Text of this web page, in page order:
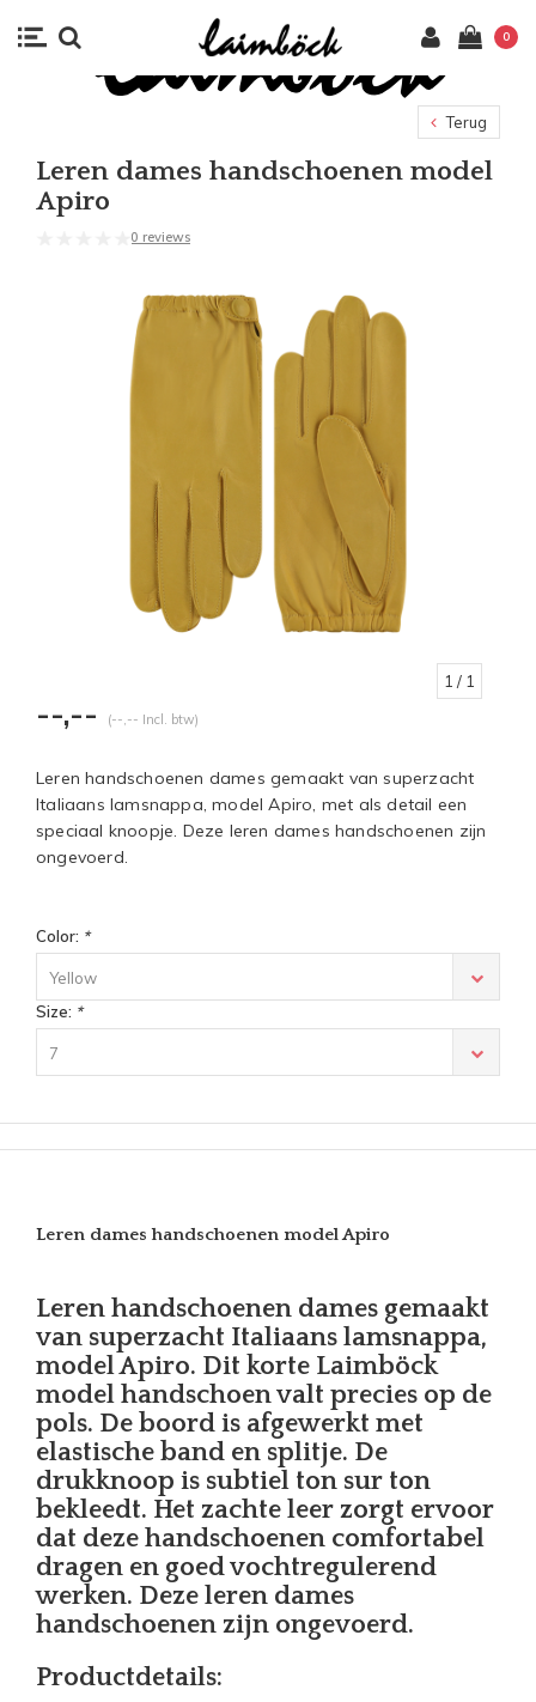
0
Terug
Leren dames handschoenen model
Apiro
0 reviews
1 / 1
--,-- (--,-- Incl. btw)
Leren handschoenen dames gemaakt van superzacht
Italiaans lamsnappa, model Apiro, met als detail een
speciaal knoopje. Deze leren dames handschoenen zijn
ongevoerd.
Color: *
Yellow
Size: *
7
Leren dames handschoenen model Apiro
Leren handschoenen dames gemaakt
van superzacht Italiaans lamsnappa,
model Apiro. Dit korte Laimböck
model handschoen valt precies op de
pols. De boord is afgewerkt met
elastische band en splitje. De
drukknoop is subtiel ton sur ton
bekleedt. Het zachte leer zorgt ervoor
dat deze handschoenen comfortabel
dragen en goed vochtregulerend
werken. Deze leren dames
handschoenen zijn ongevoerd.
Productdetails: